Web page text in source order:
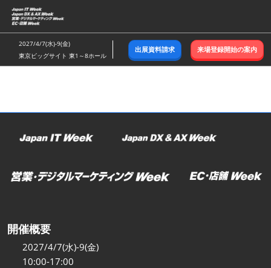
ス
キ
ッ
し
む
2027/4/7(水)-9(金)
東京ビッグサイト 東1～8ホール
出展資料請求 来場登録開始の案内
開催概要
2027/4/7(水)-9(金)
10:00-17:00